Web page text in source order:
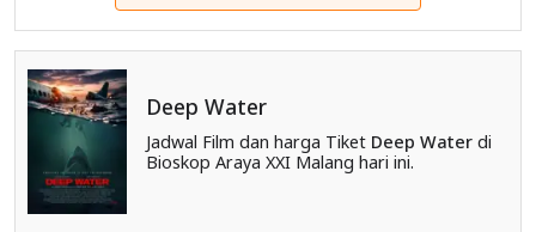
Deep Water
Jadwal Film dan harga Tiket Deep Waterdi
Bioskop Araya XXI Malang hari ini.